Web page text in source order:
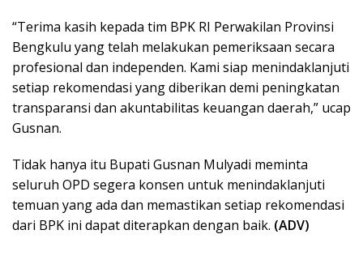
“Terima kasih kepada tim BPK RI Perwakilan Provinsi
Bengkulu yang telah melakukan pemeriksaan secara
profesional dan independen. Kami siap menindaklanjuti
setiap rekomendasi yang diberikan demi peningkatan
transparansi dan akuntabilitas keuangan daerah,” ucap
Gusnan.
Tidak hanya itu Bupati Gusnan Mulyadi meminta
seluruh OPD segera konsen untuk menindaklanjuti
temuan yang ada dan memastikan setiap rekomendasi
dari BPK ini dapat diterapkan dengan baik. (ADV)